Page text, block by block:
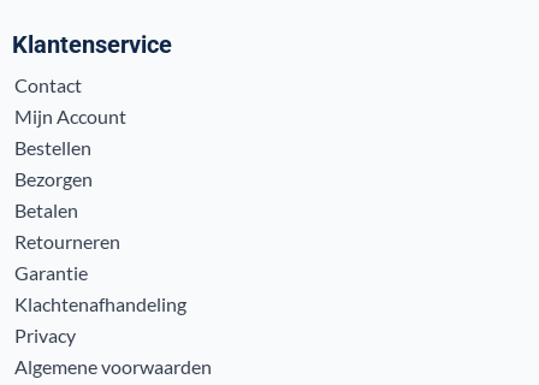
Klantenservice
Contact
Mijn Account
Bestellen
Bezorgen
Betalen
Retourneren
Garantie
Klachtenafhandeling
Privacy
Algemene voorwaarden